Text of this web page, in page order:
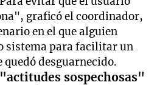
graficó el coordinador,
en el que alguien
sistema para facilitar un
desguarnecido.
sospechosas"